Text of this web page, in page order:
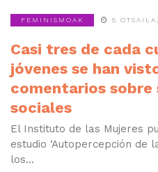
FEMINISMOAK 5
Casi tres de cada
jóvenes se han
comentarios sobre
sociales
El Instituto de las Mujeres
estudio ‘Autopercepción de
los...